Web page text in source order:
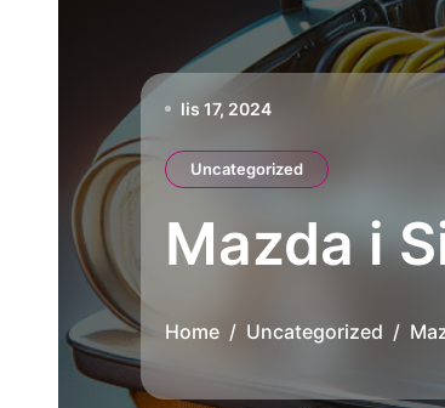
lis 17, 2024
Uncategorized
Mazda i
Home Uncategorized